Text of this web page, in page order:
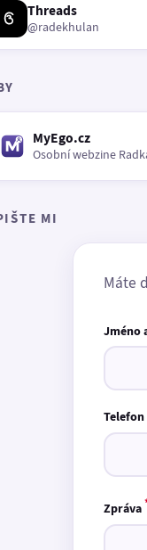
Threads
@radekhulan
MyEgo.cz
Osobní webzine
MI
Máte
Jméno
Telefon
Zpráva